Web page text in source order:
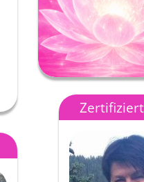
Sharona
PIN: 129
Liebe Sharona , du lagst
so oft richtig mit deiner
Aussage, herzlichen …